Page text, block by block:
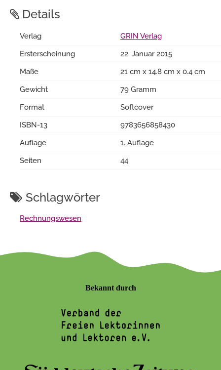
Details
Verlag
GRIN Verlag
Ersterscheinung
22. Januar 2015
Maße
21 cm x 14.8 cm x 0.4 cm
Gewicht
79 Gramm
Format
Softcover
ISBN-13
9783656858430
Auflage
1. Auflage
Seiten
44
Schlagwörter
Rechnungswesen
Bekannt durch